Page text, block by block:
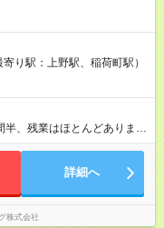
り駅：上野駅、稲荷町駅）
、残業はほとんどありませ
開始時間相談OK！
詳細へ
株式会社